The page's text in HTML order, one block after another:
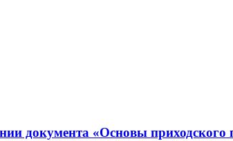
документа «Основы